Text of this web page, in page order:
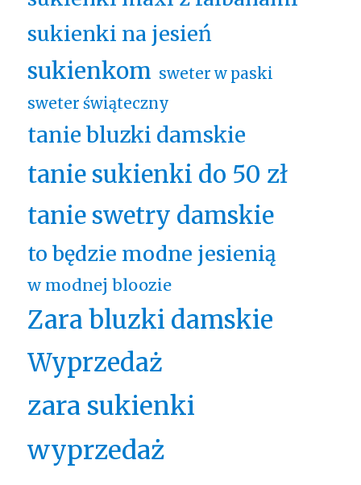
sukienki na jesień
sukienkom sweter w paski
sweter świąteczny
tanie bluzki damskie
tanie sukienki do 50 zł
tanie swetry damskie
to będzie modne jesienią
w modnej bloozie
Zara bluzki damskie
Wyprzedaż
zara sukienki
wyprzedaż